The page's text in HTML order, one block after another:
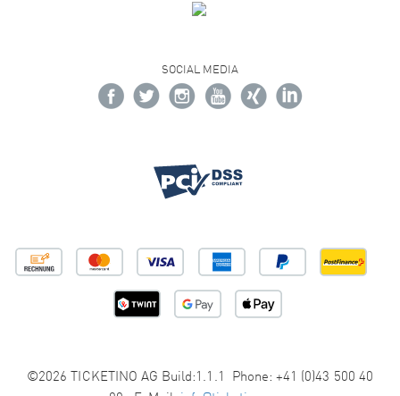
SOCIAL MEDIA
©2026 TICKETINO AG Build:1.1.1 Phone: +41 (0)43 500 40